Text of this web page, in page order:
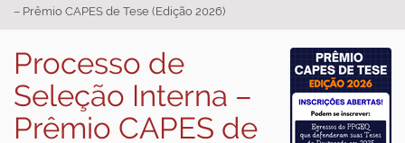
– Prêmio CAPES de Tese (Edição 2026)
Processo de
Seleção Interna –
Prêmio CAPES de